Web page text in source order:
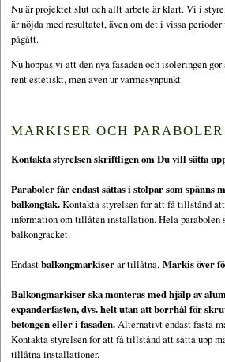
Nu är projektet slut och allt arbete är klart. Vi i
är nöjda med resultatet, även om det i vissa
pågått.
Nu hoppas vi att den nya fasaden och isoleringen
rent estetiskt, men även ur värmesynpunkt.
MARKISER OCH PARABOLER
Kontakta styrelsen skriftligen om Du vill sätta
Paraboler får endast sättas i stolpar som spänns
balkongtak.Kontakta styrelsen för att få tillstånd
information om tillåten installation. Hela parabolen
balkongräcket.
Endastbalkongmarkiserär tillåtna.Markis över
Balkongmarkiser ska monteras med hjälp av
expanderfästen, dvs. helt utan att borrhål för
betongen eller i fasaden.Alternativt endast fästa
Kontakta styrelsen för att få tillstånd att sätta upp
tillåtna installationer.